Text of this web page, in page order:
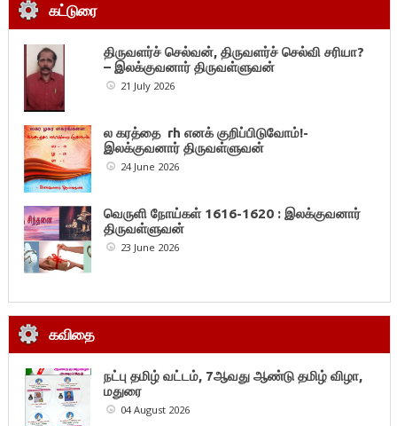
கட்டுரை
திருவளர்ச் செல்வன், திருவளர்ச் செல்வி சரியா?
– இலக்குவனார் திருவள்ளுவன்
21 July 2026
ல கரத்தை rh எனக் குறிப்பிடுவோம்!-
இலக்குவனார் திருவள்ளுவன்
24 June 2026
வெருளி நோய்கள் 1616-1620 : இலக்குவனார்
திருவள்ளுவன்
23 June 2026
கவிதை
நட்பு தமிழ் வட்டம், 7ஆவது ஆண்டு தமிழ் விழா,
மதுரை
04 August 2026